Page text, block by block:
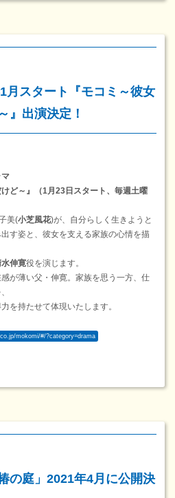
月スタート『モコミ～彼女
』出演決定！
けど～』（1月23日スタート、毎週土曜
美(小芝風花)が、自分らしく生きようと
す姿と、彼女を支える家族の心情を描
伸寛役を演じます。
が薄い父・伸寛。家族を思う一方、仕
を持たせて体現いたします。
mokomi/#/?category=drama
の庭」2021年4月に公開決